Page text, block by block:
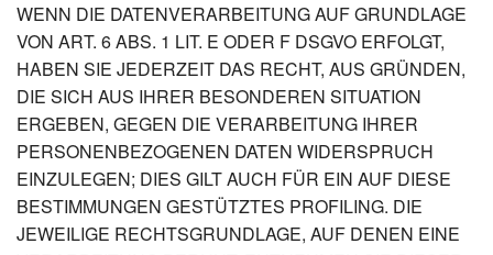
WENN DIE DATENVERARBEITUNG AUF GRUNDLAGE
VON ART. 6 ABS. 1 LIT. E ODER F DSGVO ERFOLGT,
HABEN SIE JEDERZEIT DAS RECHT, AUS GRÜNDEN,
DIE SICH AUS IHRER BESONDEREN SITUATION
ERGEBEN, GEGEN DIE VERARBEITUNG IHRER
PERSONENBEZOGENEN DATEN WIDERSPRUCH
EINZULEGEN; DIES GILT AUCH FÜR EIN AUF DIESE
BESTIMMUNGEN GESTÜTZTES PROFILING. DIE
JEWEILIGE RECHTSGRUNDLAGE, AUF DENEN EINE